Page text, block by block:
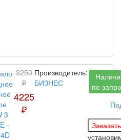
3250
₽
4225
₽
Производитель:
БИЗНЕС
по